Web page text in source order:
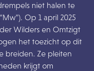
niet halen te
Op 1 april 2025
Wilders en Omtzigt
het toezicht op dit
breiden. Ze pleiten
krijgt om